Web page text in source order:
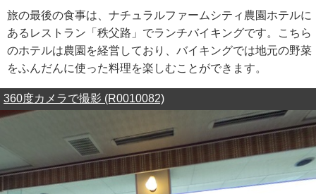
旅の最後の食事は、ナチュラルファームシティ農園ホテルに
あるレストラン「秩父路」でランチバイキングです。こちら
のホテルは農園を経営しており、バイキングでは地元の野菜
をふんだんに使った料理を楽しむことができます。
360度カメラで撮影 (R0010082)